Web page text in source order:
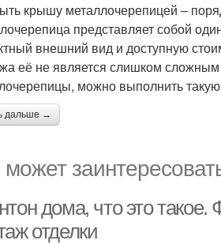
крышу металлочерепицей –
представляет собой
внешний вид и доступную
её не является слишком сложным
можно выполнить
дальше →
дома, что это
отделки